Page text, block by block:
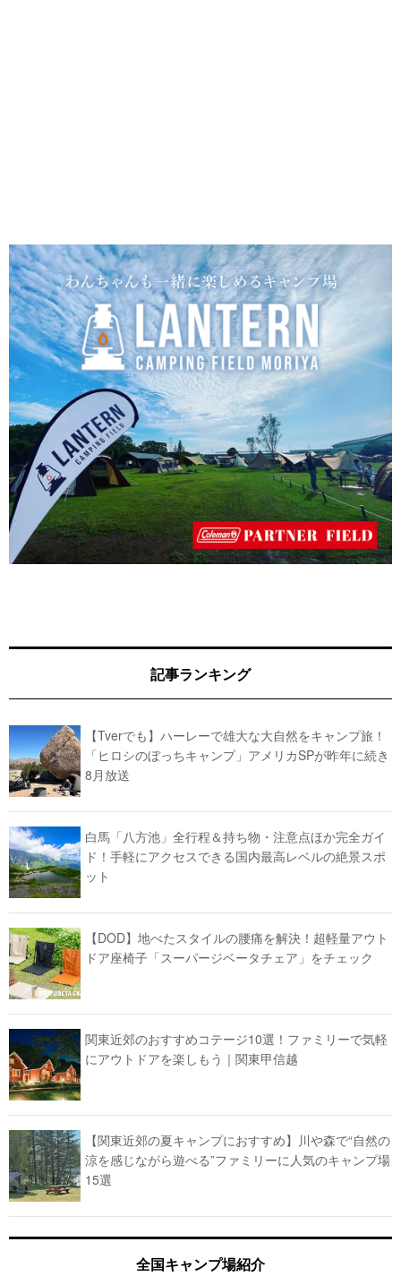
記事ランキング
【Tverでも】ハーレーで雄大な大自然をキャンプ旅！
「ヒロシのぼっちキャンプ」アメリカSPが昨年に続き
8月放送
白馬「八方池」全行程＆持ち物・注意点ほか完全ガイ
ド！手軽にアクセスできる国内最高レベルの絶景スポ
ット
【DOD】地べたスタイルの腰痛を解決！超軽量アウト
ドア座椅子「スーパージベータチェア」をチェック
関東近郊のおすすめコテージ10選！ファミリーで気軽
にアウトドアを楽しもう｜関東甲信越
【関東近郊の夏キャンプにおすすめ】川や森で“自然の
涼を感じながら遊べる”ファミリーに人気のキャンプ場
15選
全国キャンプ場紹介